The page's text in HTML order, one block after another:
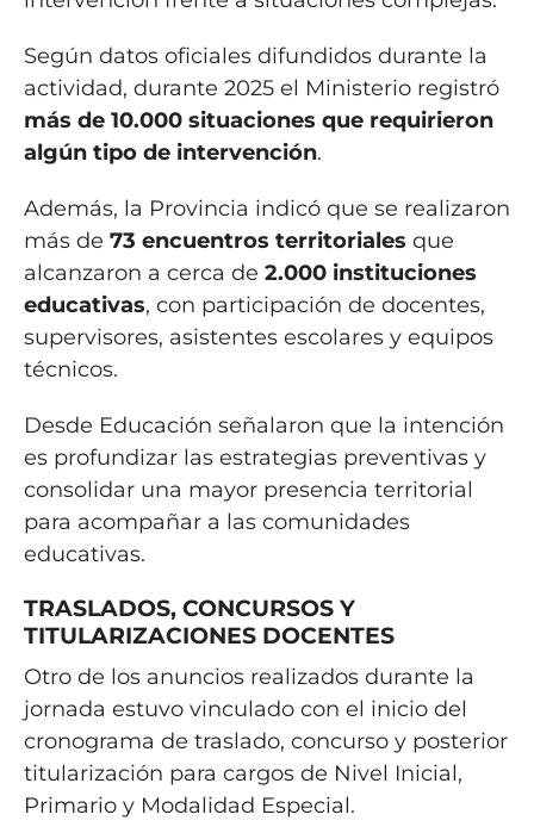
Según datos oficiales difundidos durante la
actividad, durante 2025 el Ministerio registró
más de 10.000 situaciones que requirieron
algún tipo de intervención.
Además, la Provincia indicó que se realizaron
más de 73 encuentros territoriales que
alcanzaron a cerca de 2.000 instituciones
educativas, con participación de docentes,
supervisores, asistentes escolares y equipos
técnicos.
Desde Educación señalaron que la intención
es profundizar las estrategias preventivas y
consolidar una mayor presencia territorial
para acompañar a las comunidades
educativas.
TRASLADOS, CONCURSOS Y
TITULARIZACIONES DOCENTES
Otro de los anuncios realizados durante la
jornada estuvo vinculado con el inicio del
cronograma de traslado, concurso y posterior
titularización para cargos de Nivel Inicial,
Primario y Modalidad Especial.